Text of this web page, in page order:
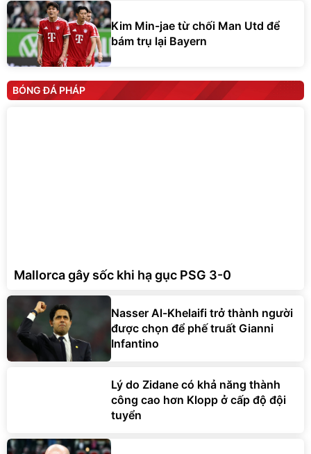
Kim Min-jae từ chối Man Utd để
bám trụ lại Bayern
BÓNG ĐÁ PHÁP
Mallorca gây sốc khi hạ gục PSG 3-0
Nasser Al-Khelaifi trở thành người
được chọn để phế truất Gianni
Infantino
Lý do Zidane có khả năng thành
công cao hơn Klopp ở cấp độ đội
tuyển